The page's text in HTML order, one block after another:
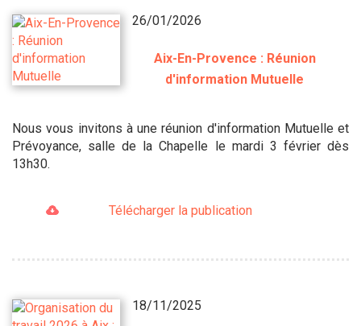
26/01/2026
Aix-En-Provence : Réunion
d'information Mutuelle
Nous vous invitons à une réunion d'information Mutuelle et
Prévoyance, salle de la Chapelle le mardi 3 février dès
13h30.
Télécharger la publication
18/11/2025